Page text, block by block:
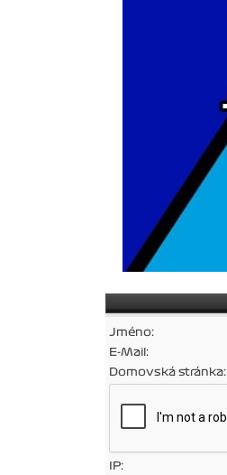
Jméno:
E-Mail:
Domovská stránka:
IP: